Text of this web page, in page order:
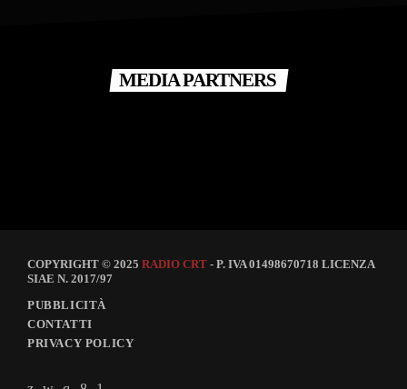
MEDIA PARTNERS
COPYRIGHT © 2025 RADIO CRT - P. IVA 01498670718 LICENZA
SIAE N. 2017/97
PUBBLICITÀ
CONTATTI
PRIVACY POLICY